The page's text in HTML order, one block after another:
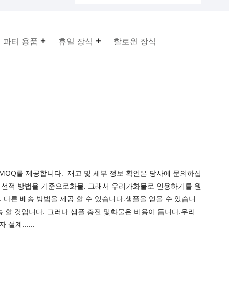
파티 용품 휴일 장식 할로윈 장식
를 제공합니다. 재고 및 세부 정보 확인은 당사에 문의하십
적 방법을 기준으로화물. 그래서 우리가화물로 인용하기를 원
른 배송 방법을 제공 할 수 있습니다.샘플을 얻을 수 있습니
것입니다. 그러나 샘플 충전 및화물은 비용이 듭니다.우리
설계......